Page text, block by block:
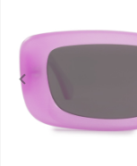
Previous